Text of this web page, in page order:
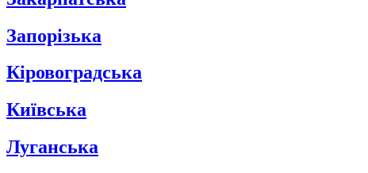
Запорізька
Кіровоградська
Київська
Луганська